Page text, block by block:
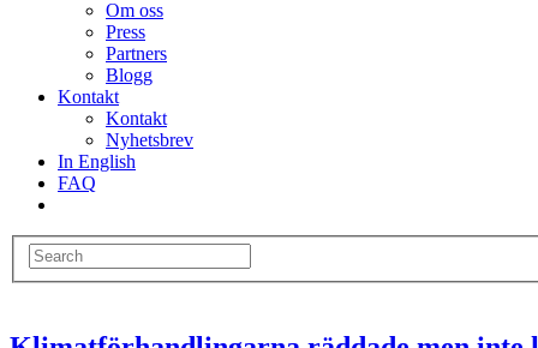
Om oss
Press
Partners
Blogg
Kontakt
Kontakt
Nyhetsbrev
In English
FAQ